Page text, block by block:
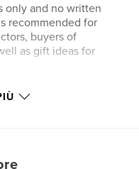
only and no written
recommended for
buyers of
as gift ideas for